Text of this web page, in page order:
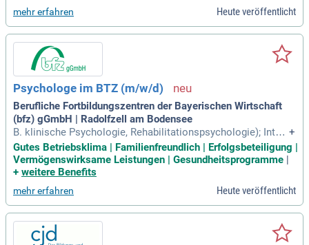
mehr erfahren Heute veröffentlicht
Psychologe im BTZ (m/w/d)
Berufliche Fortbildungszentren der Bayerischen Wirtschaft
(bfz) gGmbH | Radolfzell am Bodensee
B. klinische Psychologie, Rehabilitationspsychologie); Inter
esse an und erste Erfahrungen in der medizinischen (neurol
ogischen) und beruflichen Rehabilitaton bzw. der Arbeit mit
Menschen mit einer psychischen Erkrankung; Lust auf Wiss
+
Gutes Betriebsklima | Familienfreundlich | Erfolgsbeteiligung |
Vermögenswirksame Leistungen | Gesundheitsprogramme |
+ weitere Benefits
mehr erfahren Heute veröffentlicht